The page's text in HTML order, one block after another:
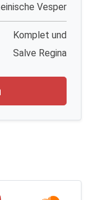
Vesper
Komplet und
Salve Regina